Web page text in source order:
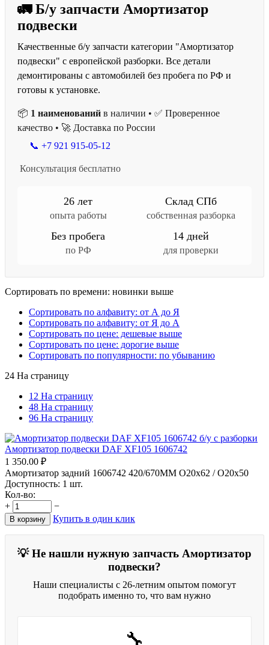
🚛 Б/у запчасти Амортизатор
подвески
Качественные б/у запчасти категории "Амортизатор
подвески" с европейской разборки. Все детали
демонтированы с автомобилей без пробега по РФ и
готовы к установке.
📦 1 наименований в наличии • ✅ Проверенное
качество • 🚀 Доставка по России
📞 +7 921 915-05-12
Консультация бесплатно
26 лет
опыта работы
Склад СПб
собственная разборка
Без пробега
по РФ
14 дней
для проверки
Сортировать по времени: новинки выше
Сортировать по алфавиту: от А до Я
Сортировать по алфавиту: от Я до А
Сортировать по цене: дешевые выше
Сортировать по цене: дорогие выше
Сортировать по популярности: по убыванию
24 На страницу
12 На страницу
48 На страницу
96 На страницу
Амортизатор подвески DAF XF105 1606742
1 350.00 ₽
Амортизатор задний 1606742 420/670MM O20x62 / O20x50
Доступность: 1 шт.
Кол-во:
+
−
В корзину Купить в один клик
💡 Не нашли нужную запчасть Амортизатор
подвески?
Наши специалисты с 26-летним опытом помогут
подобрать именно то, что вам нужно
🔧